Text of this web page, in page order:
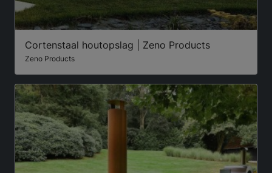
Cortenstaal houtopslag | Zeno Products
Zeno Products